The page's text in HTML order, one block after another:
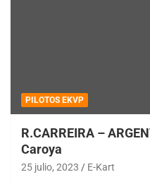
PILOTOS EKVP
R.CARREIRA –
Caroya
25 julio, 2023 E-Kart